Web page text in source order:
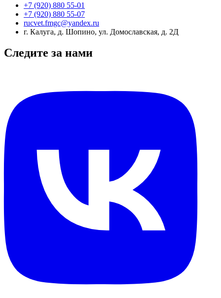
+7 (920) 880 55-01
+7 (920) 880 55-07
rucvet.fmgc@yandex.ru
г. Калуга, д. Шопино, ул. Домославская, д. 2Д
Следите за нами